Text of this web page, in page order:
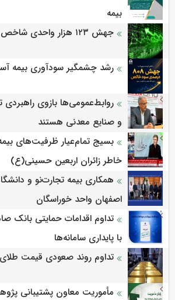
بیمه
جهش ۱۲۳ هزار واحدی شاخص بورس
رشد چشمگیر سودآوری بیمه آسیا در
روابط‌‌عمومی‌ها بازوی
و صنایع معدنی هستند
بسیج تمام‌عیار ظرفیت‌های
خاطر زائران اربعین حسینی(ع)
همکاری بیمه تجارت‌نو و
اصفهان واحد خوراسگان
تداوم اقدامات حمایتی بانک
با پایداری سامانه‌ها
تداوم روند صعودی قیمت
مأموریت معاون پشتیبانی